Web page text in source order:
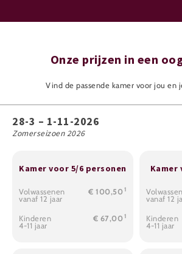
Onze prijzen in een
Vind de passende kamer voor jou en
28-3 – 1-11-2026
Zomerseizoen 2026
Kamer voor 5/6 personen
Volwassenen
vanaf 12 jaar
€ 100,501
Kinderen
4-11 jaar
€ 67,001
Kamer
vanaf 12
Kinderen
4-11 jaar